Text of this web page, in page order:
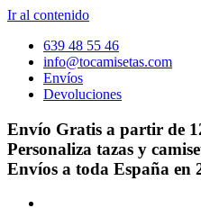
Ir al contenido
639 48 55 46
info@tocamisetas.com
Envíos
Devoluciones
Envío Gratis a partir de
Personaliza tazas y
Envíos a toda España en